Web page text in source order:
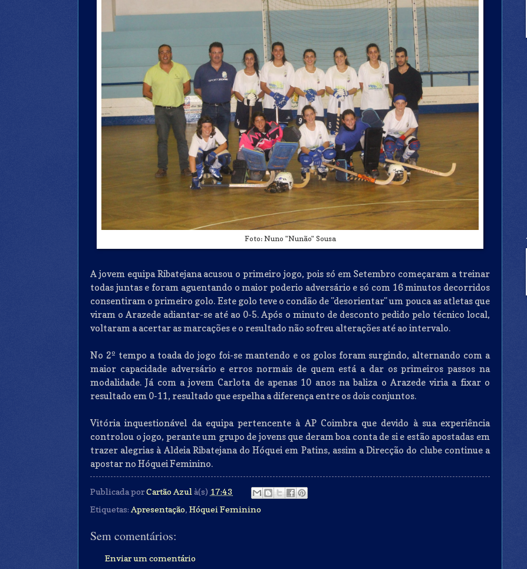
Foto: Nuno "Nunão" Sousa
A jovem equipa Ribatejana acusou o primeiro jogo, pois só em Setembro começaram a treinar
todas juntas e foram aguentando o maior poderio adversário e só com 16 minutos decorridos
consentiram o primeiro golo. Este golo teve o condão de "desorientar"um pouca as atletas que
viram o Arazede adiantar-se até ao 0-5. Após o minuto de desconto pedido pelo técnico local,
voltaram a acertar as marcações e o resultado não sofreu alterações até ao intervalo.
No 2º tempo a toada do jogo foi-se mantendo e os golos foram surgindo, alternando com a
maior capacidade adversário e erros normais de quem está a dar os primeiros passos na
modalidade. Já com a jovem Carlota de apenas 10 anos na baliza o Arazede viria a fixar o
resultado em 0-11, resultado que espelha a diferença entre os dois conjuntos.
Vitória inquestionável da equipa pertencente à APCoimbra que devido à sua experiência
controlou o jogo, perante um grupo de jovens que deram boa conta de si e estão apostadas em
trazer alegrias à Aldeia Ribatejana do Hóquei em Patins, assim a Direcção do clube continue a
apostar no Hóquei Feminino.
Publicada porCartão Azul à(s) 17:43
Etiquetas: Apresentação, Hóquei Feminino
Sem comentários:
Enviar um comentário